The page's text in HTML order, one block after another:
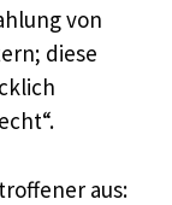
von
diese
aus: